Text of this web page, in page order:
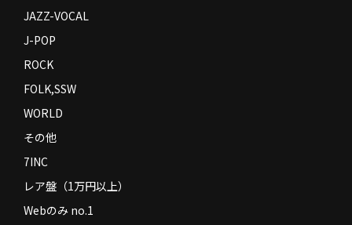
JAZZ-VOCAL
J-POP
ROCK
FOLK,SSW
WORLD
その他
7INC
レア盤（1万円以上）
Webのみ no.1